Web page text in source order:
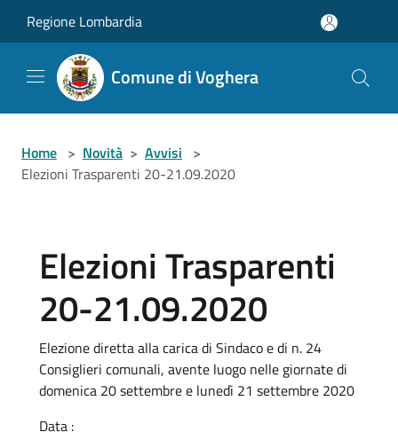
Regione Lombardia
Comune di Voghera
Home > Novità > Avvisi >
Elezioni Trasparenti 20-21.09.2020
Elezioni Trasparenti
20-21.09.2020
Elezione diretta alla carica di Sindaco e di n. 24
Consiglieri comunali, avente luogo nelle giornate di
domenica 20 settembre e lunedì 21 settembre 2020
Data :